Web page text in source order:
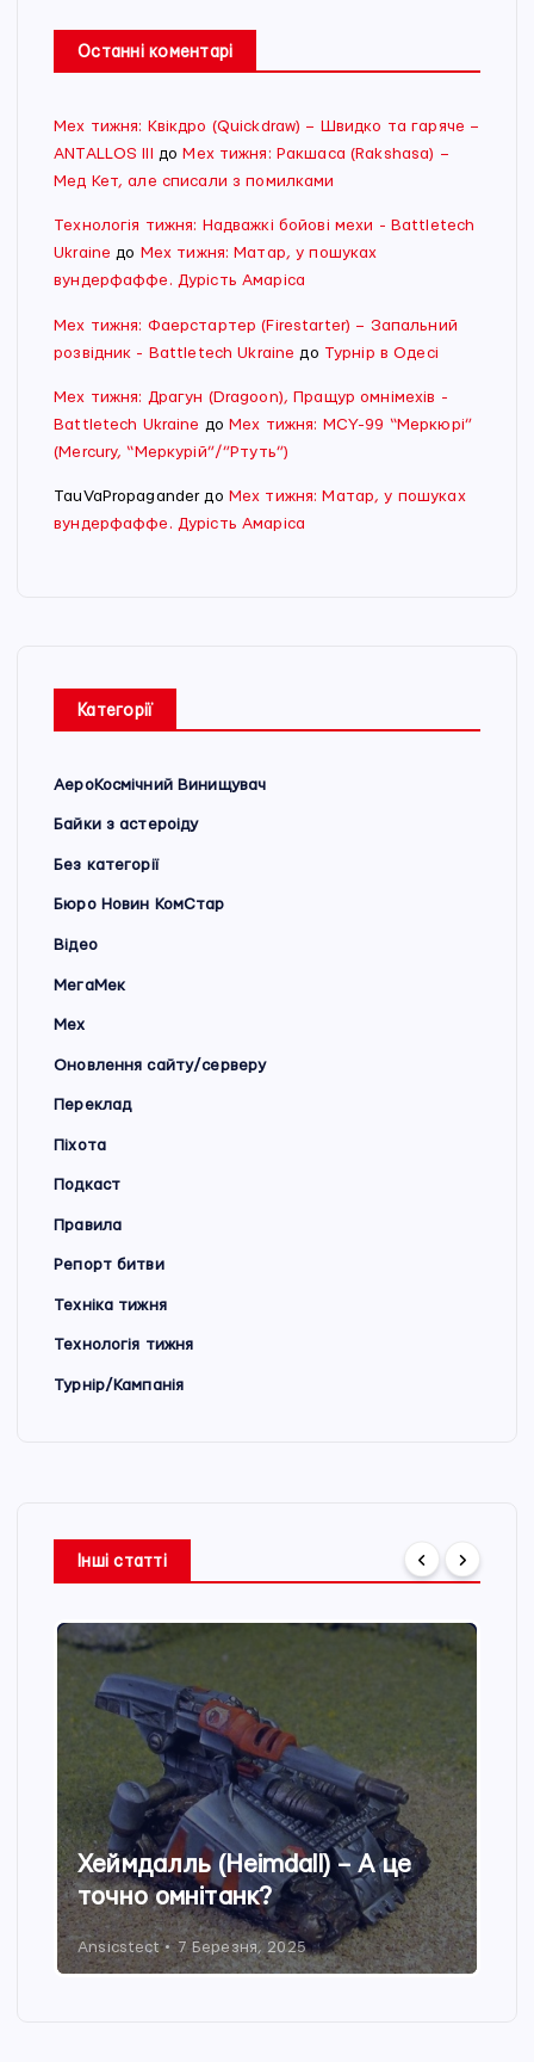
Останні коментарі
Мех тижня: Квікдро (Quickdraw) – Швидко та гаряче –
ANTALLOS III
до Мех тижня: Ракшаса (Rakshasa) –
Мед Кет, але списали з помилками
Технологія тижня: Надважкі бойові мехи - Battletech
Ukraine до Мех тижня: Матар, у пошуках
вундерфаффе. Дурість Амаріса
Мех тижня: Фаерстартер (Firestarter) – Запальний
розвідник - Battletech Ukraine до Турнір в Одесі
Мех тижня: Драгун (Dragoon), Пращур омнімехів -
Battletech Ukraine доМех тижня: MCY-99 “Меркюрі”
(Mercury, “Меркурій”/”Ртуть”)
TauVaPropaganderдо Мех тижня: Матар, у пошуках
вундерфаффе. Дурість Амаріса
Категорії
АероКосмічний Винищувач
Байки з астероіду
Без категорії
Бюро Новин КомСтар
Відео
МегаМек
Мех
Оновлення сайту/серверу
Переклад
Піхота
Подкаст
Правила
Репорт битви
Техніка тижня
Технологія тижня
Турнір/Кампанія
Інші статті
Хеймдалль (Heimdall) – А це
точно омнітанк?
Ansicstect 7 Березня, 2025